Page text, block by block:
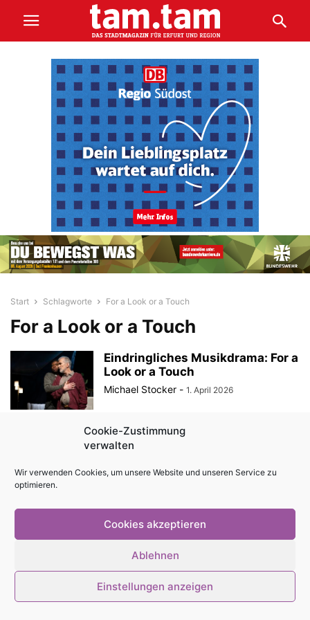
Cookie-Zustimmung
verwalten
Wir verwenden Cookies, um unsere Website und unseren Service zu
optimieren.
Cookies akzeptieren
Ablehnen
Einstellungen anzeigen
Start Schlagworte For a Look or a Touch
For a Look or a Touch
Eindringliches Musikdrama: For a
Look or a Touch
Michael Stocker - 1. April 2026
© Stadtmagazin tam.tam 2026